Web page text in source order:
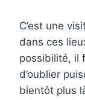
C’est une
dans ces
possibilité, il
d’oublier
bientôt plus